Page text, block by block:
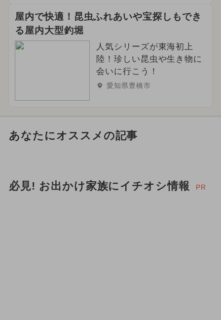
屋内で快適！昆虫ふれあいや宝探しもでき
る屋内大型釣堀
人気シリーズが東海初上
陸！珍しい昆虫や生き物に
会いに行こう！
愛知県豊橋市
あなたにオススメの記事
必見! お出かけ家族にイチオシ情報 PR